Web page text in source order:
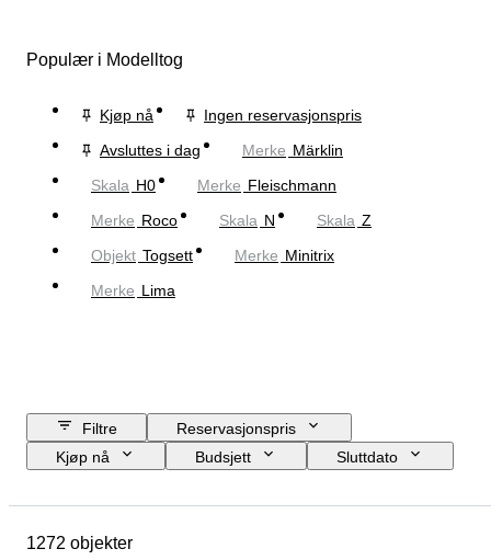
Populær i Modelltog
Kjøp nå
Ingen reservasjonspris
Avsluttes i dag
Merke Märklin
Skala H0 Merke Fleischmann
Merke Roco Skala N Skala Z
Objekt Togsett Merke Minitrix
Merke Lima
Filtre
Reservasjonspris
Kjøp nå
Budsjett
Sluttdato
Tilstand
1272 objekter